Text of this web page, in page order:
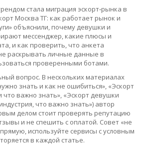
стала миграция эскорт‑рынка в
Москва ТГ: как работает рынок и
объяснили, почему девушки и
мессенджер, какие плюсы и
и как проверить, что анкета
раскрывать личные данные в
проверенными ботами.
вопрос. В нескольких материалах
знать и как не ошибиться», «Эскорт
что важно знать», «Эскорт девушки
что важно знать») автор
делом стоит проверять репутацию
и не спешить с оплатой. Совет «не
используйте сервисы с условным
в каждой статье.